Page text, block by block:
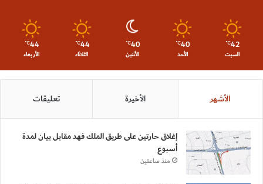
42
℃
السبت
40
℃
الأحد
40
℃
الأثنين
44
℃
الثلاثاء
44
℃
الأربعاء
الأشهر الأخيرة تعليقات
إغلاق حارتين على طريق الملك فهد مقابل بيان لمدة
أسبوع
منذ ساعتين